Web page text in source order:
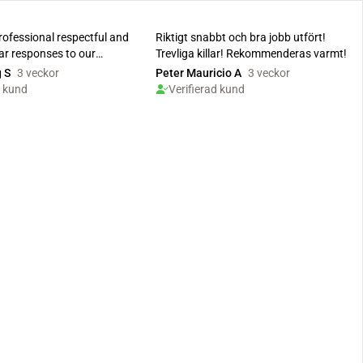
respectful and
responses to our
They exc...
S 3 veckor
Riktigt snabbt och bra jobb utfört!
Trevliga killar! Rekommenderas varmt!
Peter Mauricio A 3 veckor
Verifierad kund